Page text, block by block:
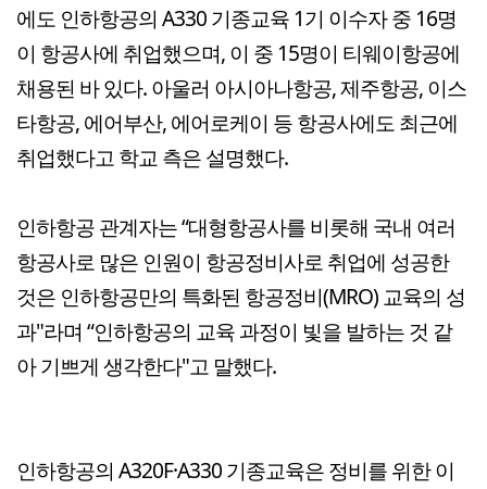
에도 인하항공의 A330 기종교육 1기 이수자 중 16명
이 항공사에 취업했으며, 이 중 15명이 티웨이항공에
채용된 바 있다. 아울러 아시아나항공, 제주항공, 이스
타항공, 에어부산, 에어로케이 등 항공사에도 최근에
취업했다고 학교 측은 설명했다.
인하항공 관계자는 “대형항공사를 비롯해 국내 여러
항공사로 많은 인원이 항공정비사로 취업에 성공한
것은 인하항공만의 특화된 항공정비(MRO) 교육의 성
과"라며 “인하항공의 교육 과정이 빛을 발하는 것 같
아 기쁘게 생각한다"고 말했다.
인하항공의 A320F·A330 기종교육은 정비를 위한 이